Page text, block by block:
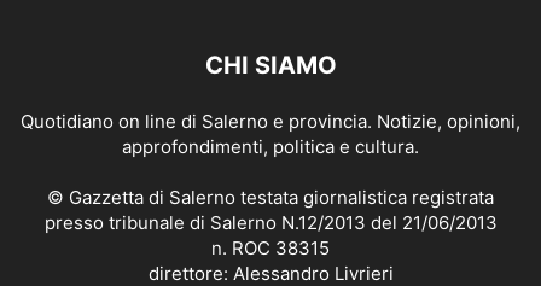
CHI SIAMO
Quotidiano on line di Salerno e provincia. Notizie, opinioni,
approfondimenti, politica e cultura.
© Gazzetta di Salerno testata giornalistica registrata
presso tribunale di Salerno N.12/2013 del 21/06/2013
n. ROC 38315
direttore: Alessandro Livrieri